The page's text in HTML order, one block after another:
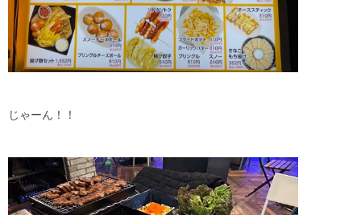
じゃーん！！